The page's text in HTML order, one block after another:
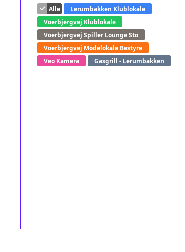
Alle
Lerumbakken Klublokale
Voerbjergvej Klublokale
Voerbjergvej Spiller Lounge Sto
Voerbjergvej Mødelokale Bestyre
Veo Kamera
Gasgrill - Lerumbakken